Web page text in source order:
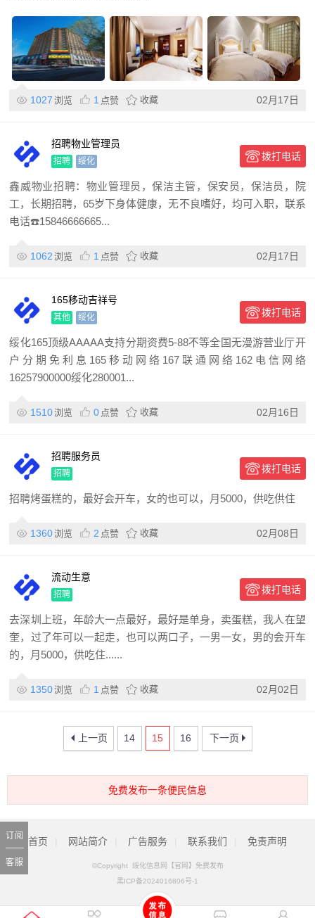
1027 浏览 1 点赞 收藏 02月17日
招聘物业管理员
招聘 绥化 拨打电话
鑫威物业招聘：物业管理员，保洁主管，保安员，保洁员，院
工，长期招聘，65岁下身体健康，无不良嗜好，均可入职，联系
电话☎️15846666665...
1062 浏览 1 点赞 收藏 02月17日
165移动吉祥号
其他 绥化 拨打电话
绥化165顶级AAAAA支持分期资费5-88不等全国无漫游营业厅开
户分期免利息165移动网络167联通网络162电信网络
16257900000绥化280001...
1510浏览 0 点赞 收藏 02月16日
招聘服务员
招聘 拨打电话
招聘烤蛋糕的，最好会开车，女的也可以，月5000，供吃供住
1360浏览 2 点赞 收藏 02月08日
流动生意
招聘 拨打电话
去深圳上班，年龄大一点最好，最好是单身，卖蛋糕，我人在望
奎，过了年可以一起走，也可以两口子，一男一女，男的会开车
的，月5000，供吃住......
1350浏览 1 点赞 收藏 02月02日
上一页 14 15 16 下一页
免费发布一条便民信息
订阅
客服
首页 网站简介 广告服务 联系我们 免责声明
©Copyright 绥化信息网【官网】免费发布
黑ICP备2024016806号-1
13845599799